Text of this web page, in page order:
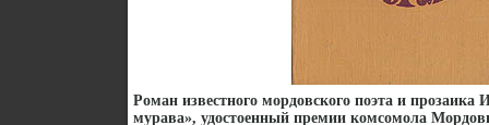
Роман известного мордовского поэта и прозаика
мурава», удостоенный премии комсомола